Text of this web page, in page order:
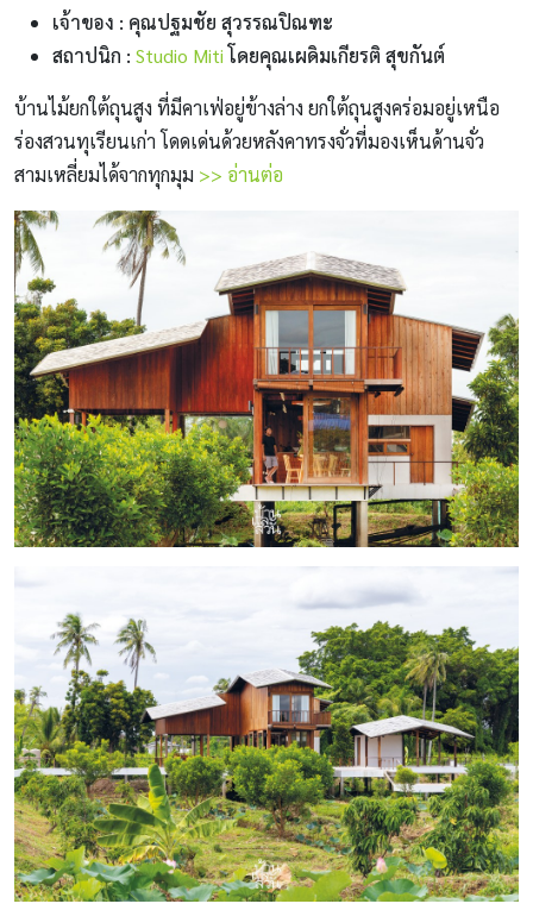
เจ้าของ : คุณปฐมชัย สุวรรณปิณฑะ
สถาปนิก : Studio Mitiโดยคุณเผดิมเกียรติ สุขกันต์
บ้านไม้ยกใต้ถุนสูง ที่มีคาเฟ่อยู่ข้างล่าง ยกใต้ถุนสูงคร่อมอยู่เหนือ
ร่องสวนทุเรียนเก่า โดดเด่นด้วยหลังคาทรงจั่วที่มองเห็นด้านจั่ว
สามเหลี่ยมได้จากทุกมุม >> อ่านต่อ